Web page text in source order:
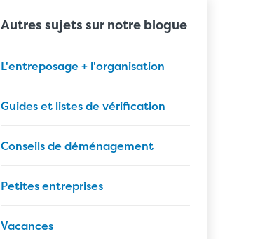
Autres sujets sur notre blogue
L'entreposage + l'organisation
Guides et listes de vérification
Conseils de déménagement
Petites entreprises
Vacances